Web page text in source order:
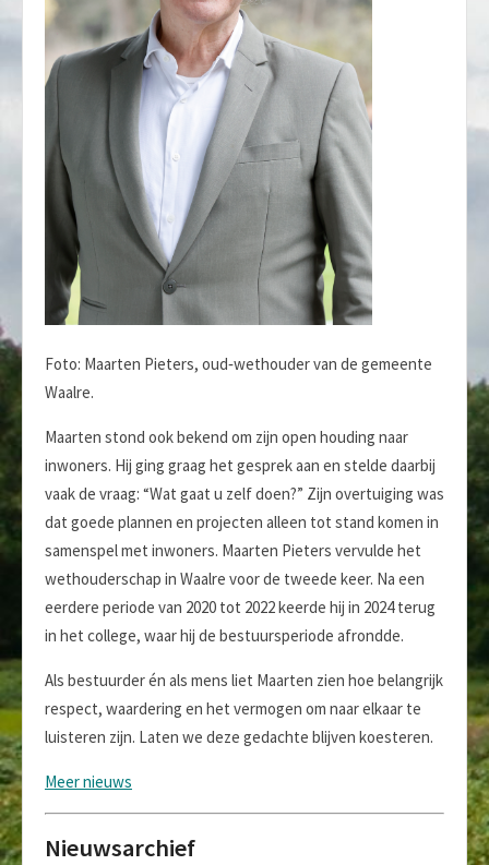
Foto: Maarten Pieters, oud‑wethouder van de gemeente
Waalre.
Maarten stond ook bekend om zijn open houding naar
inwoners. Hij ging graag het gesprek aan en stelde daarbij
vaak de vraag: “Wat gaat u zelf doen?” Zijn overtuiging was
dat goede plannen en projecten alleen tot stand komen in
samenspel met inwoners. Maarten Pieters vervulde het
wethouderschap in Waalre voor de tweede keer. Na een
eerdere periode van 2020 tot 2022 keerde hij in 2024 terug
in het college, waar hij de bestuursperiode afrondde.
Als bestuurder én als mens liet Maarten zien hoe belangrijk
respect, waardering en het vermogen om naar elkaar te
luisteren zijn. Laten we deze gedachte blijven koesteren.
Meer nieuws
Nieuwsarchief